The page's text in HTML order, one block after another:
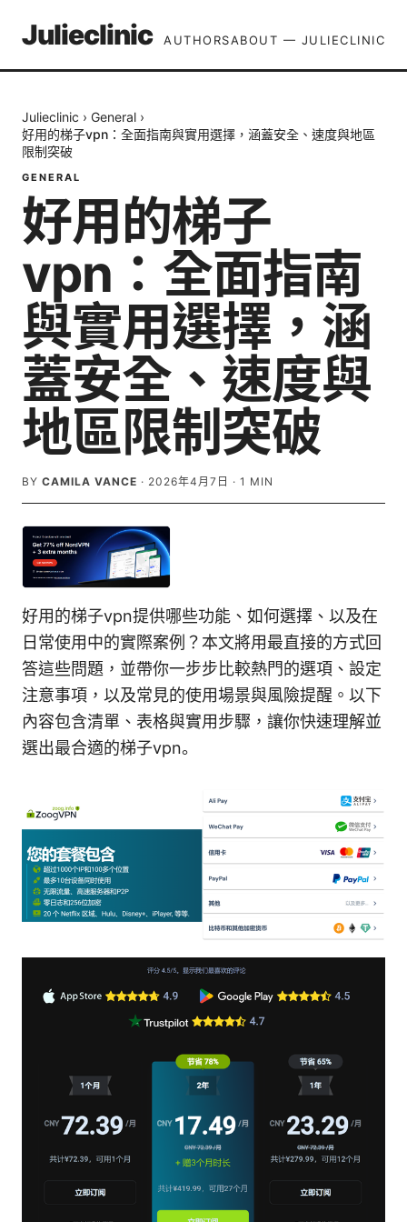
Julieclinic AUTHORSABOUT — JULIECLINIC
Julieclinic › General ›
好用的梯子vpn：全面指南與實用選擇，涵蓋安全、速度與地區
限制突破
GENERAL
好用的梯子
vpn：全面指南
與實用選擇，涵
蓋安全、速度與
地區限制突破
BY CAMILA VANCE · 2026年4月7日 · 1 MIN
好用的梯子vpn提供哪些功能、如何選擇、以及在
日常使用中的實際案例？本文將用最直接的方式回
答這些問題，並帶你一步步比較熱門的選項、設定
注意事項，以及常見的使用場景與風險提醒。以下
內容包含清單、表格與實用步驟，讓你快速理解並
選出最合適的梯子vpn。